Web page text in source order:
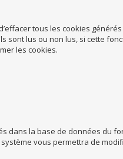
tous les cookies
sont lus ou non lus, si cette
les cookies.
dans la base de données du
vous permettra de